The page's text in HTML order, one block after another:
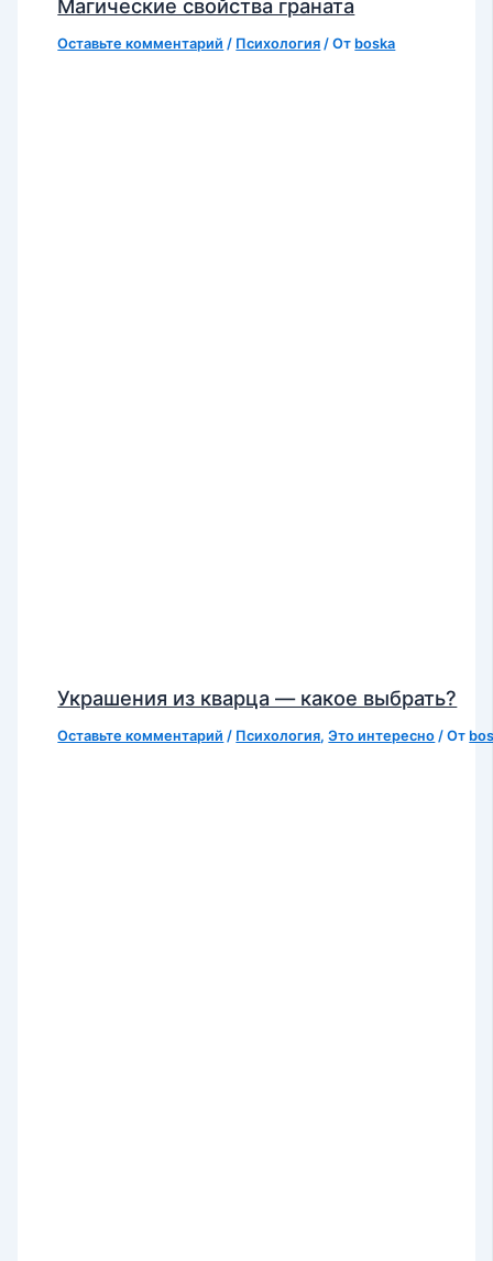
Магические свойства граната
Оставьте комментарий / Психология / От boska
Украшения из кварца — какое выбрать?
Оставьте комментарий / Психология,Это интересно / От